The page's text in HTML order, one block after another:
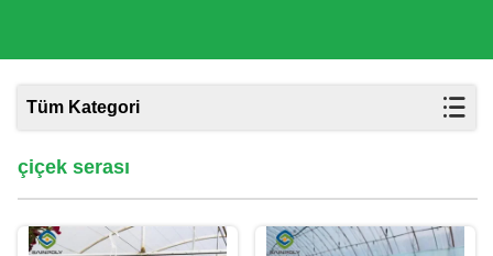
Tüm Kategori
çiçek serası